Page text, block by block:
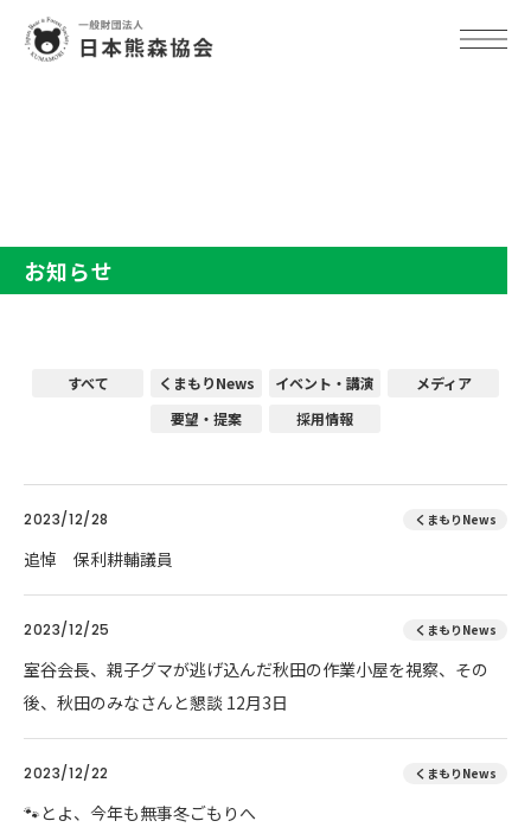
お知らせ
すべて くまもりNews イベント・講演
メディア
要望・提案
採用情報
2023/12/28 くまもりNews
追悼 保利耕輔議員
2023/12/25 くまもりNews
室谷会長、親子グマが逃げ込んだ秋田の作業小屋を視察、その
後、秋田のみなさんと懇談 12月3日
2023/12/22 くまもりNews
🐾とよ、今年も無事冬ごもりへ